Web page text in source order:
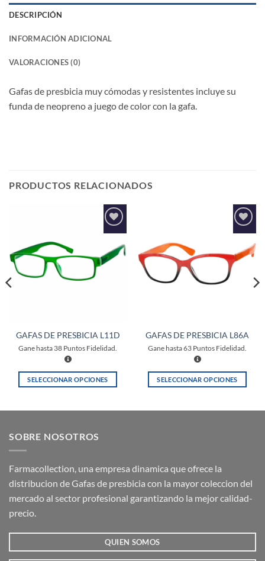
DESCRIPCIÓN
INFORMACIÓN ADICIONAL
VALORACIONES (0)
Gafas de presbicia muy cómodas y resistentes incluye su
funda de neopreno a juego de color con la gafa.
PRODUCTOS RELACIONADOS
Añadir
lista de
deseos
GAFAS DE PRESBICIA L11D
Gane hasta 38 Puntos Fidelidad.
SELECCIONAR OPCIONES
variantes.
opciones
se
elegir
de
Añadir
lista de
deseos
GAFAS DE PRESBICIA L86A
Gane hasta63 Puntos Fidelidad.
SELECCIONAR OPCIONES
opciones
elegir
de
SOBRE NOSOTROS
Farmacollection, una empresa dinamica que ofrece la
distribucion de Gafas de presbicia con la mayor coleccion del
mercado al sector profesional garantizando la mejor calidad-
precio.
QUIEN SOMOS